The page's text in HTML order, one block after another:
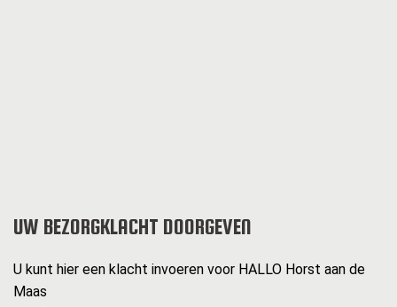
UW BEZORGKLACHT DOORGEVEN
U kunt hier een klacht invoeren voor HALLO Horst aan de
Maas